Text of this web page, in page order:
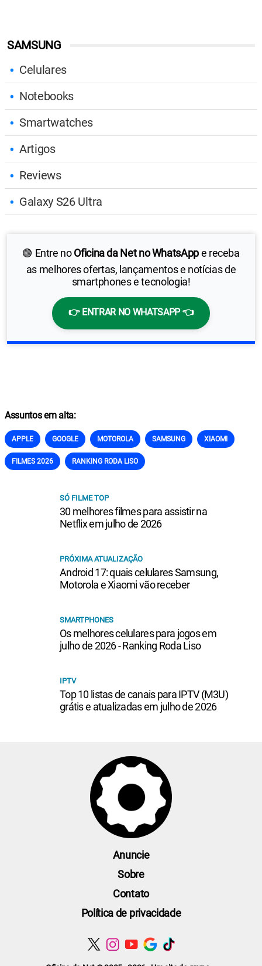
SAMSUNG
Celulares
Notebooks
Smartwatches
Artigos
Reviews
Galaxy S26 Ultra
🟢 Entre noOficina da Net no WhatsAppe receba
as melhores ofertas, lançamentos e notícias de
smartphones e tecnologia!
👉 ENTRAR NO WHATSAPP 👈
Assuntos em alta:
APPLE GOOGLE MOTOROLA SAMSUNG XIAOMI
FILMES 2026 RANKING RODA LISO
SÓ FILME TOP
30 melhores filmes para assistir na
Netflix em julho de 2026
PRÓXIMA ATUALIZAÇÃO
Android 17: quais celulares Samsung,
Motorola e Xiaomi vão receber
SMARTPHONES
Os melhores celulares para jogos em
julho de 2026 - Ranking Roda Liso
IPTV
Top 10 listas de canais para IPTV (M3U)
grátis e atualizadas em julho de 2026
Anuncie
Sobre
Contato
Política de privacidade